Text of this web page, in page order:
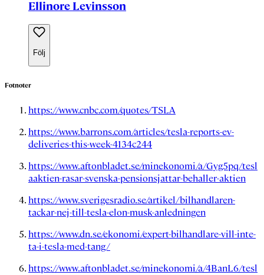
Ellinore Levinsson
Följ
Fotnoter
https://www.cnbc.com/quotes/TSLA
https://www.barrons.com/articles/tesla-reports-ev-
deliveries-this-week-4134c244
https://www.aftonbladet.se/minekonomi/a/Gyg5pq/tesl
aaktien-rasar-svenska-pensionsjattar-behaller-aktien
https://www.sverigesradio.se/artikel/bilhandlaren-
tackar-nej-till-tesla-elon-musk-anledningen
https://www.dn.se/ekonomi/expert-bilhandlare-vill-inte-
ta-i-tesla-med-tang/
https://www.aftonbladet.se/minekonomi/a/4BanL6/tesl